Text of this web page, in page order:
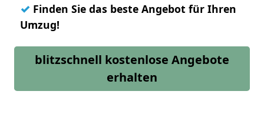
✓ Finden Sie das beste Angebot für Ihren
Umzug!
blitzschnell kostenlose Angebote
erhalten